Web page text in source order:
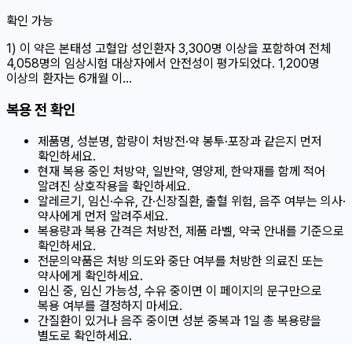
확인 가능
1) 이 약은 본태성 고혈압 성인환자 3,300명 이상을 포함하여 전체
4,058명의 임상시험 대상자에서 안전성이 평가되었다. 1,200명
이상의 환자는 6개월 이…
복용 전 확인
제품명, 성분명, 함량이 처방전·약 봉투·포장과 같은지 먼저
확인하세요.
현재 복용 중인 처방약, 일반약, 영양제, 한약재를 함께 적어
알려진 상호작용을 확인하세요.
알레르기, 임신·수유, 간·신장질환, 출혈 위험, 음주 여부는 의사·
약사에게 먼저 알려주세요.
복용량과 복용 간격은 처방전, 제품 라벨, 약국 안내를 기준으로
확인하세요.
전문의약품은 처방 의도와 중단 여부를 처방한 의료진 또는
약사에게 확인하세요.
임신 중, 임신 가능성, 수유 중이면 이 페이지의 문구만으로
복용 여부를 결정하지 마세요.
간질환이 있거나 음주 중이면 성분 중복과 1일 총 복용량을
별도로 확인하세요.